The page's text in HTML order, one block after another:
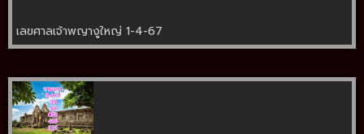
เลขศาลเจ้าพญางูใหญ่ 1-4-67